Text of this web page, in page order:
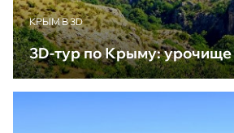
КРЫМ В 3D
3D-тур по Крыму: